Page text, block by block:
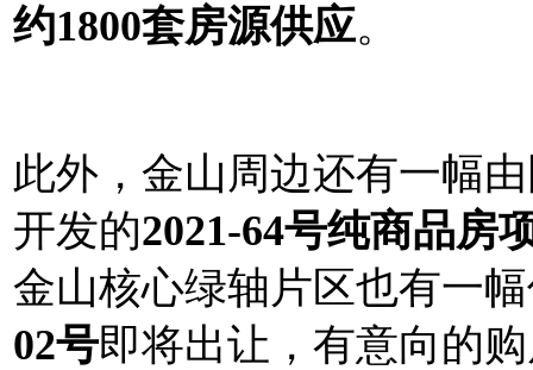
约1800套房源供应。
此外，金山周边还有一幅
开发的2021-64号纯商品房
金山核心绿轴片区也有一
02号即将出让，有意向的